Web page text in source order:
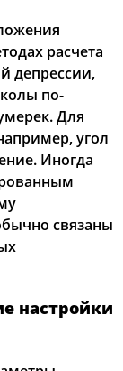
расчета
депрессии,
по-
Для
угол
Иногда
связаны
настройки